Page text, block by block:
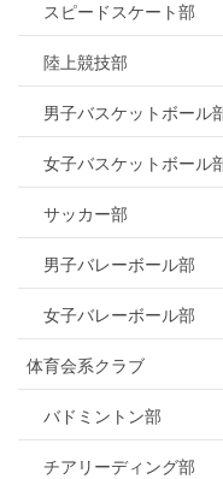
スピードスケート部
陸上競技部
男子バスケットボール
女子バスケットボール
サッカー部
男子バレーボール部
女子バレーボール部
体育会系クラブ
バドミントン部
チアリーディング部